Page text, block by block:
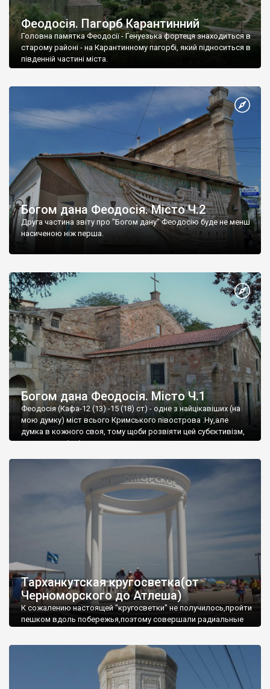
Феодосія. Пагорб Карантинний
Головна памятка Феодосії - Генуезька фортеця знаходиться в
старому районі - на Карантинному пагорбі, який підноситься в
південній частині міста.
Богом дана Феодосія. Місто Ч.2
Друга частина звіту про "Богом дану" Феодосію буде не менш
насиченою ніж перша.
Богом дана Феодосія. Місто Ч.1
Феодосія (Кафа-12 (13) -15 (18) ст) - одне з найцікавіших (на
мою думку) міст всього Кримського півострова .Ну,але
думка в кожного своя, тому щоби розвіяти цей субєктивізм,
запрошую відвідати це
Тарханкутская кругосветка(от
Черноморского до Атлеша)
К сожалению настоящей "кругосветки" не получилось,пройти
пешком вдоль побережья,поэтому совершали радиальные